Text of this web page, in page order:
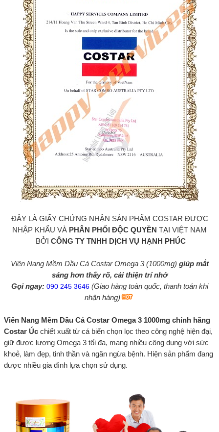
ĐÂY LÀ GIẤY CHỨNG NHẬN SẢN PHẨM COSTAR ĐƯỢC
NHẬP KHẨU VÀ PHÂN PHỐI ĐỘC QUYỀN TẠI VIỆT NAM
BỞI CÔNG TY TNHH DỊCH VỤ HẠNH PHÚC
Viên Nang Mềm Dầu Cá Costar Omega 3 (1000mg) giúp mắt
sáng hơn thấy rõ, cải thiện trí nhớ
Gọi ngay: 090 245 3646(Giao hàng toàn quốc, thanh toán khi
nhận hàng)
Viên Nang Mềm Dầu Cá Costar Omega 3 1000mg chính hãng
Costar Úc chiết xuất từ cá biển chọn lọc theo công nghệ hiện đại,
giữ được lượng Omega 3 tối đa, mang nhiều công dụng với sức
khoẻ, làm đẹp, tinh thần và ngăn ngừa bệnh. Hiện sản phẩm đang
được nhiều gia đình lựa chọn sử dụng.